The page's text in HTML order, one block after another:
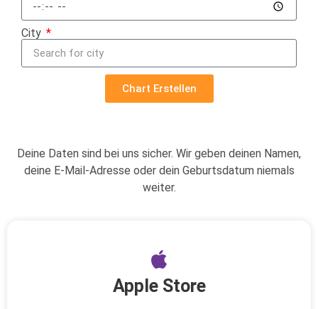
City
Chart Erstellen
Deine Daten sind bei uns sicher. Wir geben deinen Namen,
deine E-Mail-Adresse oder dein Geburtsdatum niemals
weiter.
Apple Store